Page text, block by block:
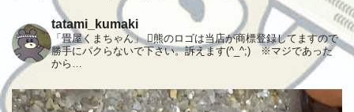
tatami_kumaki
「畳屋くまちゃん」 熊のロゴは当店が商標登録してますので
勝手にパクらないで下さい。訴えます(^_^;) ※マジであった
から…